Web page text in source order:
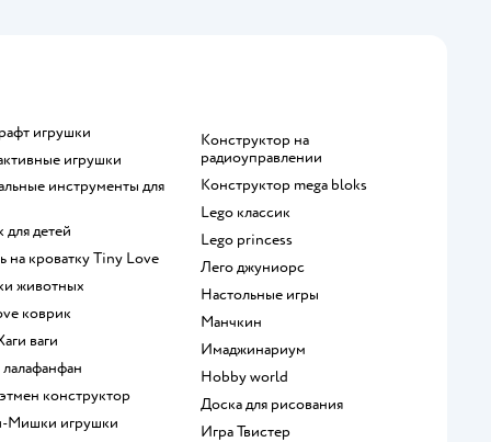
игрушки
игрушки
для детей
на кроватку Tiny Love
животных
коврик
ваги
лалафанфан
конструктор
Мишки игрушки
Конструктор на
радиоуправлении
Конструктор mega bloks
Lego классик
Lego princess
Лего джуниорс
Настольные игры
Манчкин
Имаджинариум
Hobby world
Доска для рисования
Игра Твистер